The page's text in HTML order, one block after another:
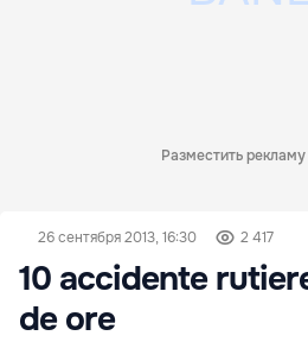
Разместить
26 сентября 2013, 16:30 2 417
10 accidente
de ore